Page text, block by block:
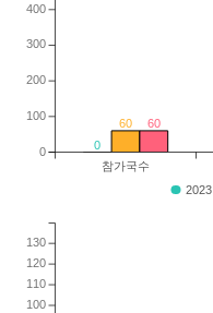
0
60 60
참가국수
0
100
200
300
400
2023
100
110
120
130